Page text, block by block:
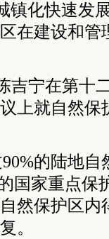
镇化快速发
在建设和管
吉宁在第十
上就自然保
的陆地
国家重点保
然保护区内
。